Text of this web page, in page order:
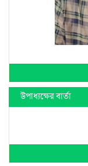
উপাধ্যক্ষের বার্তা